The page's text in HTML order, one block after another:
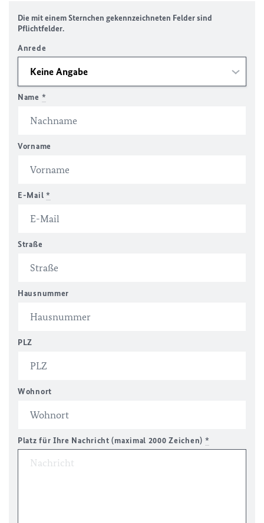
Die mit einem Sternchen gekennzeichneten Felder sind
Pflichtfelder.
Anrede
Name *
Vorname
E-Mail *
Straße
Hausnummer
PLZ
Wohnort
Platz für Ihre Nachricht (maximal 2000 Zeichen) *